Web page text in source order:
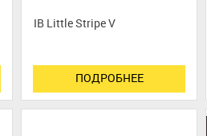
IB Little Stripe V
ПОДРОБНЕЕ